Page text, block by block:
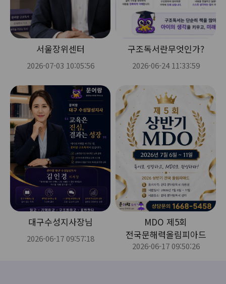
서울장위센터
2026-07-03 10:05:56
구조독서란무엇인가?
2026-06-24 11:33:59
대구수성지사장님
2026-06-17 09:57:18
MDO 제5회
전국문해력올림피아드
2026-06-17 09:50:26